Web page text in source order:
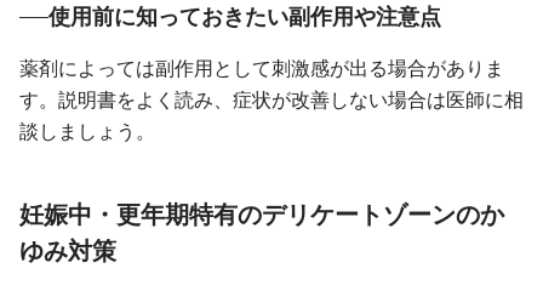
使用前に知っておきたい副作用や注意点
薬剤によっては副作用として刺激感が出る場合がありま
す。説明書をよく読み、症状が改善しない場合は医師に相
談しましょう。
妊娠中・更年期特有のデリケートゾーンのか
ゆみ対策